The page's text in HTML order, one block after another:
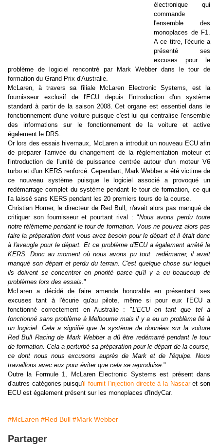
électronique qui
commande
l'ensemble des
monoplaces de F1.
A ce titre, l'écurie a
présenté ses
excuses pour le
problème de logiciel rencontré par Mark Webber dans le tour de
formation du Grand Prix d'Australie.
McLaren, à travers sa filiale McLaren Electronic Systems, est la
fournisseur exclusif de l'ECU depuis l'introduction d'un système
standard à partir de la saison 2008. Cet organe est essentiel dans le
fonctionnement d'une voiture puisque c'est lui qui centralise l'ensemble
des informations sur le fonctionnement de la voiture et active
également le DRS.
Or lors des essais hivernaux, McLaren a introduit un nouveau ECU afin
de préparer l'arrivée du changement de la réglementation moteur et
l'introduction de l'unité de puissance centrée autour d'un moteur V6
turbo et d'un KERS renforcé. Cependant, Mark Webber a été victime de
ce nouveau système puisque le logiciel associé a provoqué un
redémarrage complet du système pendant le tour de formation, ce qui
l'a laissé sans KERS pendant les 20 premiers tours de la course.
Christian Horner, le directeur de Red Bull, n'avait alors pas manqué de
critiquer son fournisseur et pourtant rival : "Nous avons perdu toute
notre télémetrie pendant le tour de formation. Vous ne pouvez alors pas
faire la préparation dont vous avez besoin pour le départ et il était donc
à l'aveugle pour le départ. Et ce problème d'ECU a également arrêté le
KERS. Donc au moment où nous avons pu tout redémarrer, il avait
manqué son départ et perdu du terrain. C'est quelque chose sur lequel
ils doivent se concentrer en priorité parce qu'il y a eu beaucoup de
problèmes lors des essais."
McLaren a décidé de faire amende honorable en présentant ses
excuses tant à l'écurie qu'au pilote, même si pour eux l'ECU a
fonctionné correctement en Australie : "L'ECU en tant que tel a
fonctionné sans problème à Melbourne mais il y a eu un problème lié à
un logiciel. Cela a signifié que le système de données sur la voiture
Red Bull Racing de Mark Webber a dû être redémarré pendant le tour
de formation. Cela a perturbé sa préparation pour le départ de la course,
ce dont nous nous excusons auprès de Mark et de l'équipe. Nous
travaillons avec eux pour éviter que cela se reproduise."
Outre la Formule 1, McLaren Electronic Systems est présent dans
d'autres catégories puisqu'il fournit l'injection directe à la Nascaret son
ECU est également présent sur les monoplaces d'IndyCar.
#McLaren #Red Bull #Mark Webber
Partager